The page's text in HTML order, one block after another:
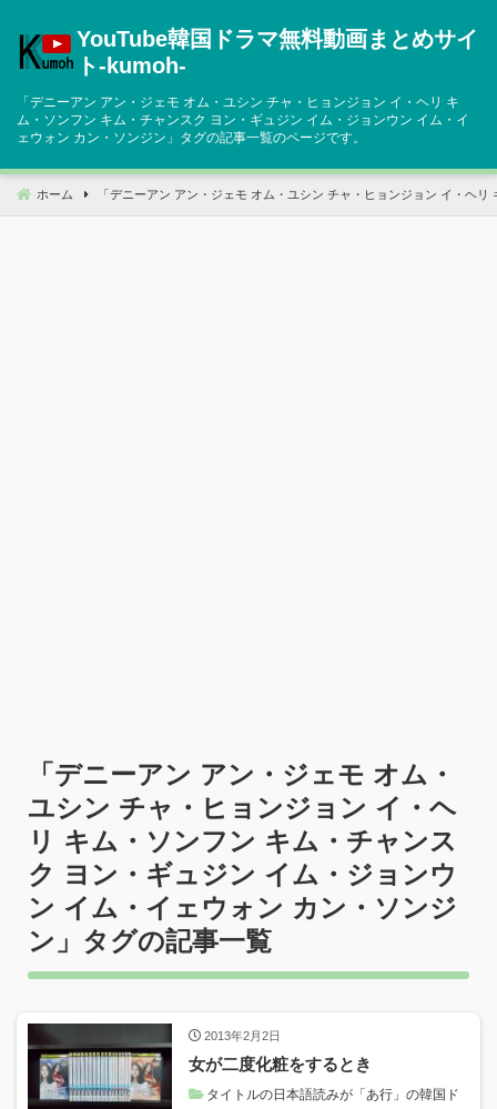
YouTube韓国ドラマ無料動画まとめサイ
ト‐kumoh‐
「デニーアン アン・ジェモ オム・ユシン チャ・ヒョンジョン イ・ヘリ キ
ム・ソンフン キム・チャンスク ヨン・ギュジン イム・ジョンウン イム・イ
ェウォン カン・ソンジン 」タグの記事一覧のページです。
ホーム 「 デニーアン アン・ジェモ オム・ユシン チャ・ヒョンジョン イ・ヘ
「デニーアン アン・ジェモ オム・
ユシン チャ・ヒョンジョン イ・ヘ
リ キム・ソンフン キム・チャンス
ク ヨン・ギュジン イム・ジョンウ
ン イム・イェウォン カン・ソンジ
ン 」タグの記事一覧
2013年2月2日
女が二度化粧をするとき
タイトルの日本語読みが「あ行」の韓国ド